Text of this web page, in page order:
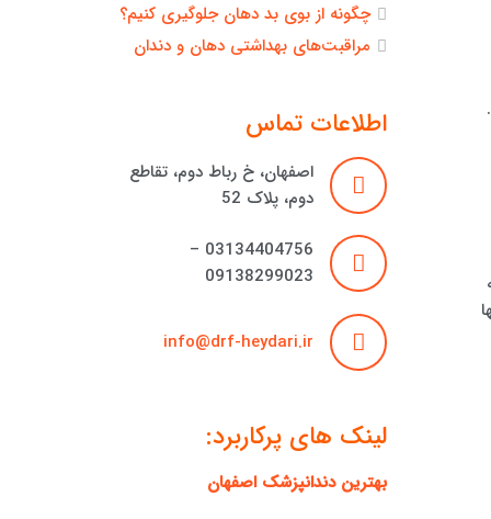
چگونه از بوی بد دهان جلوگیری کنیم؟
مراقبت‌های بهداشتی دهان و دندان
اطلاعات تماس
اصفهان، خ رباط دوم، تقاطع
دوم، پلاک 52
03134404756 –
09138299023
info@drf-heydari.ir
لینک های پرکاربرد:
بهترین دندانپزشک اصفهان